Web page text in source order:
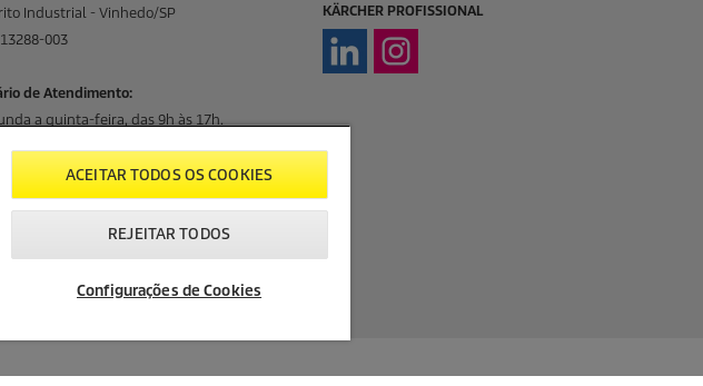
Industrial - Vinhedo/SP
13288-003
de Atendimento:
a quinta-feira, das 9h às 17h.
feira, das 9h às 16h.
KÄRCHER PROFISSIONAL
ACEITAR TODOS OS COOKIES
REJEITAR TODOS
Configurações de Cookies